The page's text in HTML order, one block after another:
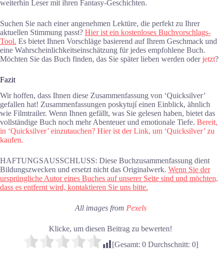
weiterhin Leser mit ihren Fantasy-Geschichten.
Suchen Sie nach einer angenehmen Lektüre, die perfekt zu Ihrer
aktuellen Stimmung passt? Hier ist ein kostenloses Buchvorschlags-
Tool. Es bietet Ihnen Vorschläge basierend auf Ihrem Geschmack und
eine Wahrscheinlichkeitseinschätzung für jedes empfohlene Buch.
Möchten Sie das Buch finden, das Sie später lieben werden oderjetzt?
Fazit
Wir hoffen, dass Ihnen diese Zusammenfassung von ‘Quicksilver’
gefallen hat! Zusammenfassungen poskytují einen Einblick, ähnlich
wie Filmtrailer. Wenn Ihnen gefällt, was Sie gelesen haben, bietet das
vollständige Buch noch mehr Abenteuer und emotionale Tiefe. Bereit,
in ‘Quicksilver’ einzutauchen? Hier ist der Link, um ‘Quicksilver’ zu
kaufen.
HAFTUNGSAUSSCHLUSS: Diese Buchzusammenfassung dient
Bildungszwecken und ersetzt nicht das Originalwerk. Wenn Sie der
ursprüngliche Autor eines Buches auf unserer Seite sind und möchten,
dass es entfernt wird, kontaktieren Sie uns bitte.
All images from Pexels
Klicke, um diesen Beitrag zu bewerten!
[Gesamt: 0Durchschnitt: 0]